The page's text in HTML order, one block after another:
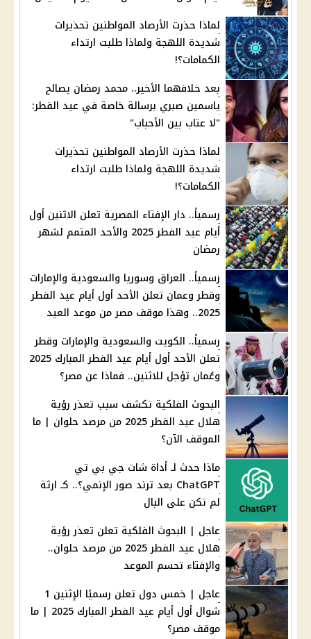
لماذا حذرت الأرصاد المواطنين تحذيرات
شديدة اللهجة ولماذا طلبت ارتداء
الكمامات؟!
بعد خلافهما الأخير.. محمد رمضان يصالح
ياسمين صبري برسالة خاصة في عيد الفطر:
"لا عتاب بين الأحباب"
لماذا حذرت الأرصاد المواطنين تحذيرات
شديدة اللهجة ولماذا طلبت ارتداء
الكمامات؟!
رسمياً.. دار الإفتاء المصرية تعلن الاثنين أول
أيام عيد الفطر 2025 والأحد المتمم لشهر
رمضان
رسمياً.. العراق وسوريا والسعودية والإمارات
وقطر وعمان تعلن الأحد أول أيام عيد الفطر
2025.. وهذا موقف مصر من موعد العيد
رسمياً.. الكويت والسعودية والإمارات وقطر
تعلن الأحد أول أيام عيد الفطر المبارك 2025
وعُمان تؤجل للاثنين.. فماذا عن مصر؟
البحوث الفلكية تكشف سبب تعذر رؤية
هلال عيد الفطر 2025 من مرصد حلوان | ما
الموقف الآن؟
ماذا حدث لـ أداة شات جي بي تي
ChatGPT بعد ترند صور الإنمي؟.. كـ ارثة
لم تكن على البال
عاجل | البحوث الفلكية تعلن تعذر رؤية
هلال عيد الفطر 2025 من مرصد حلوان..
والإفتاء تحسم الموعد
عاجل | خمس دول تعلن رسميًا الإثنين 1
شوال أول أيام عيد الفطر المبارك 2025 | ما
موقف مصر؟